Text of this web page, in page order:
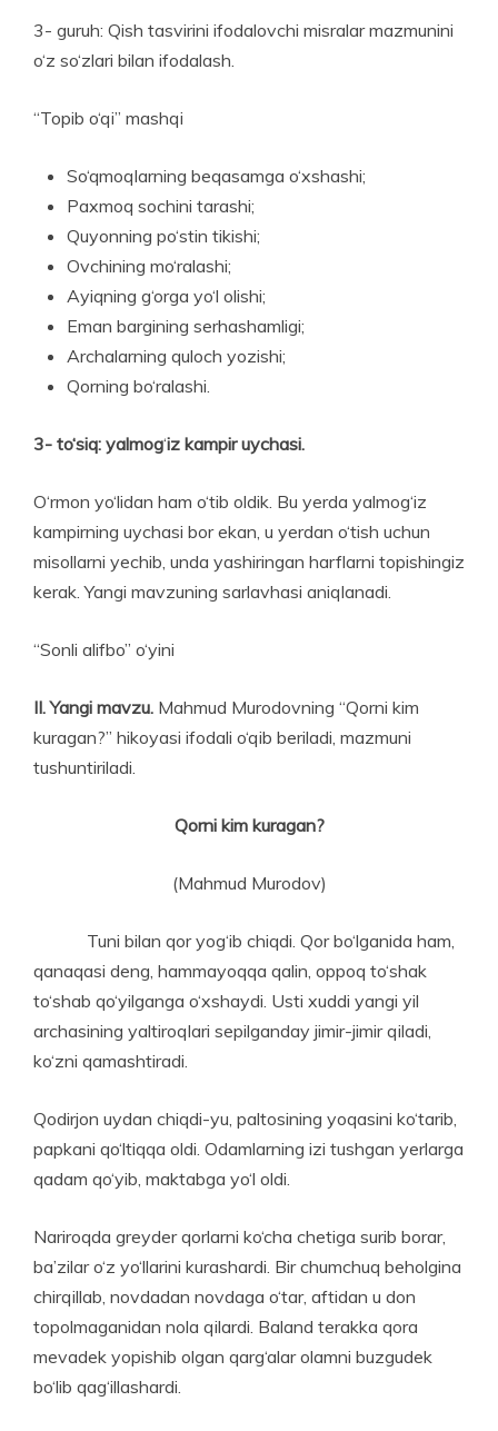
3- guruh: Qish tasvirini ifodalovchi misralar mazmunini
o‘z so‘zlari bilan ifodalash.
“Topib o‘qi” mashqi
So‘qmoqlarning beqasamga o‘xshashi;
Paxmoq sochini tarashi;
Quyonning po‘stin tikishi;
Ovchining mo‘ralashi;
Ayiqning g‘orga yo‘l olishi;
Eman bargining serhashamligi;
Archalarning quloch yozishi;
Qorning bo‘ralashi.
3- to‘siq: yalmog‘iz kampir uychasi.
O‘rmon yo‘lidan ham o‘tib oldik. Bu yerda yalmog‘iz
kampirning uychasi bor ekan, u yerdan o‘tish uchun
misollarni yechib, unda yashiringan harflarni topishingiz
kerak. Yangi mavzuning sarlavhasi aniqlanadi.
“Sonli alifbo” o‘yini
II. Yangi mavzu. Mahmud Murodovning “Qorni kim
kuragan?” hikoyasi ifodali o‘qib beriladi, mazmuni
tushuntiriladi.
Qorni kim kuragan?
(Mahmud Murodov)
Tuni bilan qor yog‘ib chiqdi. Qor bo‘lganida ham,
qanaqasi deng, hammayoqqa qalin, oppoq to‘shak
to‘shab qo‘yilganga o‘xshaydi. Usti xuddi yangi yil
archasining yaltiroqlari sepilganday jimir-jimir qiladi,
ko‘zni qamashtiradi.
Qodirjon uydan chiqdi-yu, paltosining yoqasini ko‘tarib,
papkani qo‘ltiqqa oldi. Odamlarning izi tushgan yerlarga
qadam qo‘yib, maktabga yo‘l oldi.
Nariroqda greyder qorlarni ko‘cha chetiga surib borar,
ba’zilar o‘z yo‘llarini kurashardi. Bir chumchuq beholgina
chirqillab, novdadan novdaga o‘tar, aftidan u don
topolmaganidan nola qilardi. Baland terakka qora
mevadek yopishib olgan qarg‘alar olamni buzgudek
bo‘lib qag‘illashardi.